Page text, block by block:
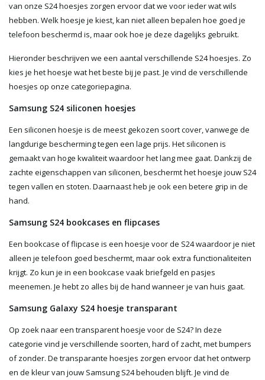
van onze S24 hoesjes zorgen ervoor dat we voor ieder wat wils
hebben. Welk hoesje je kiest, kan niet alleen bepalen hoe goed je
telefoon beschermd is, maar ook hoe je deze dagelijks gebruikt.
Hieronder beschrijven we een aantal verschillende S24 hoesjes. Zo
kies je het hoesje wat het beste bij je past. Je vind de verschillende
hoesjes op onze categoriepagina.
Samsung S24 siliconen hoesjes
Een siliconen hoesje is de meest gekozen soort cover, vanwege de
langdurige bescherming tegen een lage prijs. Het siliconen is
gemaakt van hoge kwaliteit waardoor het lang mee gaat. Dankzij de
zachte eigenschappen van siliconen, beschermt het hoesje jouw S24
tegen vallen en stoten. Daarnaast heb je ook een betere grip in de
hand.
Samsung S24 bookcases en flipcases
Een bookcase of flipcase is een hoesje voor de S24 waardoor je niet
alleen je telefoon goed beschermt, maar ook extra functionaliteiten
krijgt. Zo kun je in een bookcase vaak briefgeld en pasjes
meenemen. Je hebt zo alles bij de hand wanneer je van huis gaat.
Samsung Galaxy S24 hoesje transparant
Op zoek naar een transparent hoesje voor de S24? In deze
categorie vind je verschillende soorten, hard of zacht, met bumpers
of zonder. De transparante hoesjes zorgen ervoor dat het ontwerp
en de kleur van jouw Samsung S24 behouden blijft. Je vind de